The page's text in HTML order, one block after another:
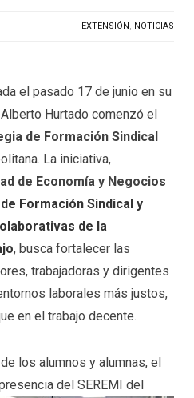
EXTENSIÓN, NOTICIAS
el pasado 17 de junio en su
Hurtado comenzó el
de Formación Sindical
La iniciativa,
de Economía y Negocios
Formación Sindical y
de la
, busca fortalecer las
trabajadoras y dirigentes
laborales más justos,
en el trabajo decente.
los alumnos y alumnas, el
del SEREMI del